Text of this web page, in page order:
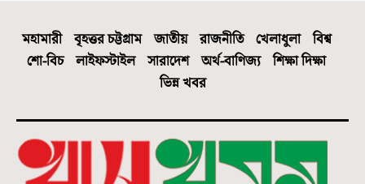
মহামারী বৃহত্তর চট্টগ্রাম জাতীয় রাজনীতি খেলাধুলা
বিশ্ব
শো-বিচ
লাইফস্টাইল সারাদেশ অর্থ-বাণিজ্য
শিক্ষা দিক্ষা
ভিন্ন খবর